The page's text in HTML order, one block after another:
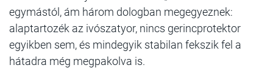
egymástól, ám három dologban megegyeznek:
alaptartozék az ivószatyor, nincs gerincprotektor
egyikben sem, és mindegyik stabilan fekszik fel a
hátadra még megpakolva is.